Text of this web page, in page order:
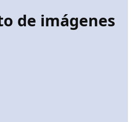
de imágenes